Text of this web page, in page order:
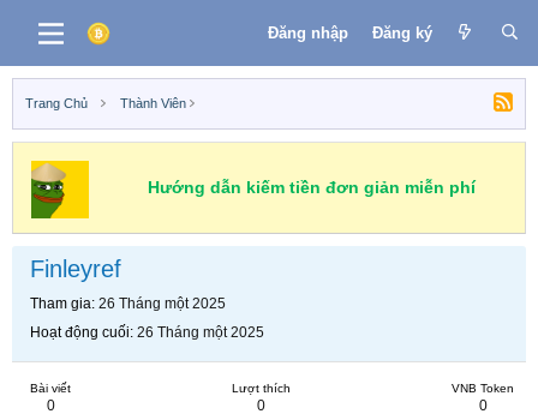
Đăng nhập Đăng ký
Trang Chủ Thành Viên
Hướng dẫn kiếm tiền đơn giản miễn phí
Finleyref
Tham gia 26 Tháng một 2025
Hoạt động cuối 26 Tháng một 2025
Bài viết
0
Lượt thích
0
VNB Token
0